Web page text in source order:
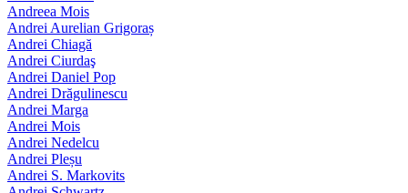
Andreea Mois
Andrei Aurelian Grigoraș
Andrei Chiagă
Andrei Ciurdaş
Andrei Daniel Pop
Andrei Drăgulinescu
Andrei Marga
Andrei Mois
Andrei Nedelcu
Andrei Pleșu
Andrei S. Markovits